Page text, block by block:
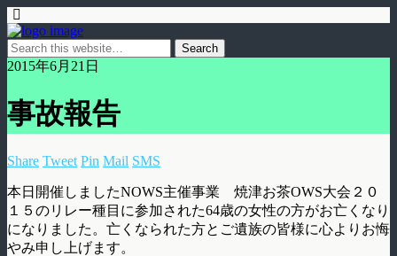
2015年6月21日
事故報告
Share Tweet Pin Mail SMS
本日開催しましたNOWS主催事業 焼津お茶OWS大会２０
１５のリレー種目に参加された64歳の女性の方がお亡くなり
になりました。亡くなられた方とご遺族の皆様に心よりお悔
やみ申し上げます。